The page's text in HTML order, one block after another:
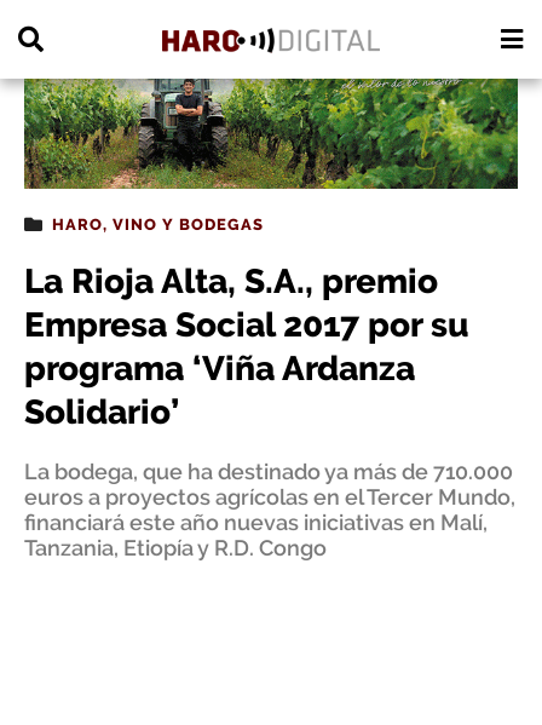
HARO, VINO Y BODEGAS
La Rioja Alta, S.A., premio
Empresa Social 2017 por su
programa ‘Viña Ardanza
Solidario’
La bodega, que ha destinado ya más de 710.000
euros a proyectos agrícolas en el Tercer Mundo,
financiará este año nuevas iniciativas en Malí,
Tanzania, Etiopía y R.D. Congo